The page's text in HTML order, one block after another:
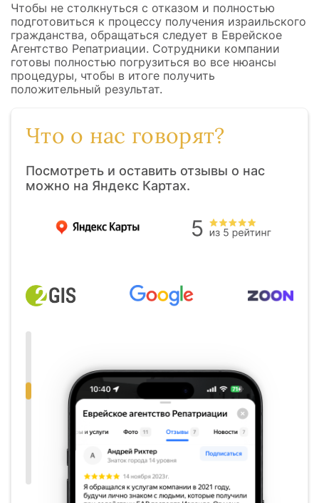
Чтобы не столкнуться с отказом и полностью
подготовиться к процессу получения израильского
гражданства, обращаться следует в Еврейское
Агентство Репатриации. Сотрудники компании
готовы полностью погрузиться во все нюансы
процедуры, чтобы в итоге получить
положительный результат.
Что о нас говорят?
Посмотреть и оставить отзывы о нас
можно на Яндекс Картах.